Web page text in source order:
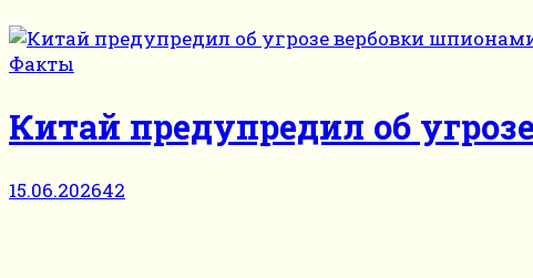
Факты
Китай предупредил об
15.06.202642